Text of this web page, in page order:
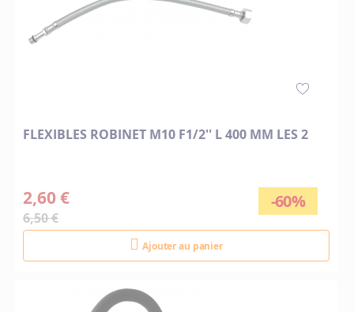
FLEXIBLES ROBINET M10 F1/2'' L 400 MM LES 2
-60%
2,60 €
6,50 €
Ajouter au panier